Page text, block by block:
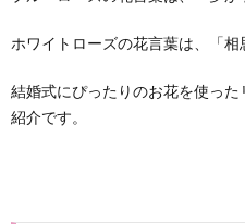
リン
ロー
（リ
ュッ
1.1.
ホワイトローズの花言葉は、「相
結婚式にぴったりのお花を使っ
紹介です。